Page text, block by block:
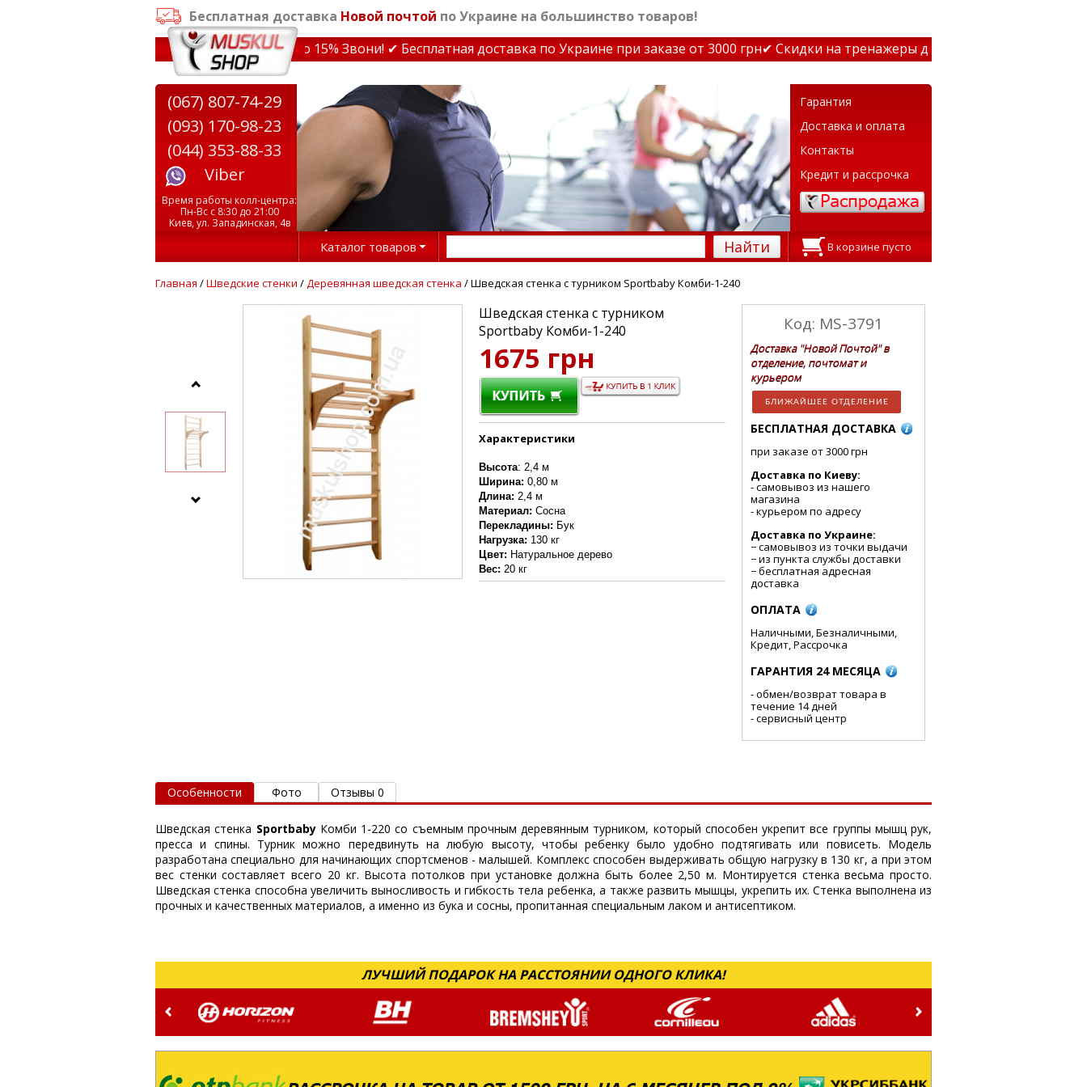
Бесплатная доставка Новой почтой по Украине на большинство товаров!
✔ Скидки на тренажеры до 15% Звони! ✔ Бесплатная доставка по Украине при заказе от 3000 грн✔ Скидки на тренажеры до 15% Звони! ✔ Бесплатная
Гарантия
Доставка и оплата
Контакты
Кредит и рассрочка
(067) 807-74-29
(093) 170-98-23
(044) 353-88-33
Viber
Время работы колл-центра:
Пн-Вс с 8:30 до 21:00
Киев, ул. Западинская, 4в
Каталог товаров Найти В корзине пусто
Главная /Шведские стенки /Деревянная шведская стенка / Шведская стенка с турником Sportbaby Комби-1-240
Шведская стенка с турником
Sportbaby Комби-1-240
1675 грн
Характеристики
Высота: 2,4 м
Ширина: 0,80 м
Длина: 2,4 м
Материал: Сосна
Перекладины: Бук
Нагрузка: 130 кг
Цвет: Натуральное дерево
Вес: 20 кг
Код: MS-3791
Доставка "Новой Почтой" в
отделение, почтомат и
курьером
БЛИЖАЙШЕЕ ОТДЕЛЕНИЕ
БЕСПЛАТНАЯ ДОСТАВКА
при заказе от 3000 грн
Доставка по Киеву:
- cамовывоз из нашего
магазина
- курьером по адресу
Доставка по Украине:
− самовывоз из точки выдачи
− из пункта службы доставки
− бесплатная адресная
доставка
ОПЛАТА
Наличными, Безналичными,
Кредит, Рассрочка
ГАРАНТИЯ 24 МЕСЯЦА
- обмен/возврат товара в
течение 14 дней
- сервисный центр
Особенности Фото Отзывы 0
Шведская стенка Sportbaby Комби 1-220 со съемным прочным деревянным турником, который способен укрепит все группы мышц рук,
пресса и спины. Турник можно передвинуть на любую высоту, чтобы ребенку было удобно подтягивать или повисеть. Модель
разработана специально для начинающих спортсменов - малышей. Комплекс способен выдерживать общую нагрузку в 130 кг, а при этом
вес стенки составляет всего 20 кг. Высота потолков при установке должна быть более 2,50 м. Монтируется стенка весьма просто.
Шведская стенка способна увеличить выносливость и гибкость тела ребенка, а также развить мышцы, укрепить их. Стенка выполнена из
прочных и качественных материалов, а именно из бука и сосны, пропитанная специальным лаком и антисептиком.
ЛУЧШИЙ ПОДАРОК НА РАССТОЯНИИ ОДНОГО КЛИКА!